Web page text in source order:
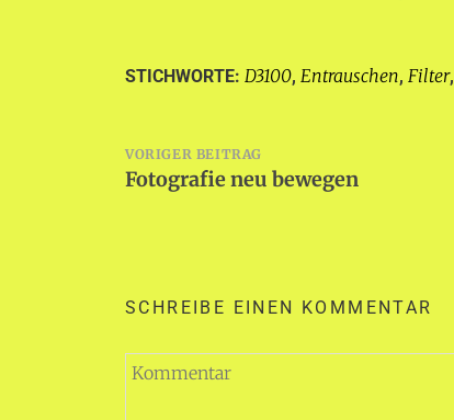
STICHWORTE: D3100, Entrauschen, Filter,
Beitragsnavigation
VORIGER BEITRAG
Fotografie neu bewegen
SCHREIBE EINEN KOMMENTAR